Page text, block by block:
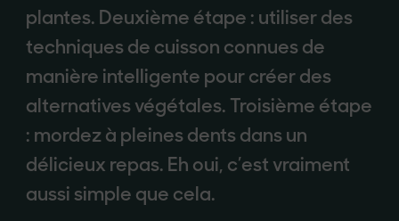
plantes. Deuxième étape : utiliser des
techniques de cuisson connues de
manière intelligente pour créer des
alternatives végétales. Troisième étape
: mordez à pleines dents dans un
délicieux repas. Eh oui, c’est vraiment
aussi simple que cela.